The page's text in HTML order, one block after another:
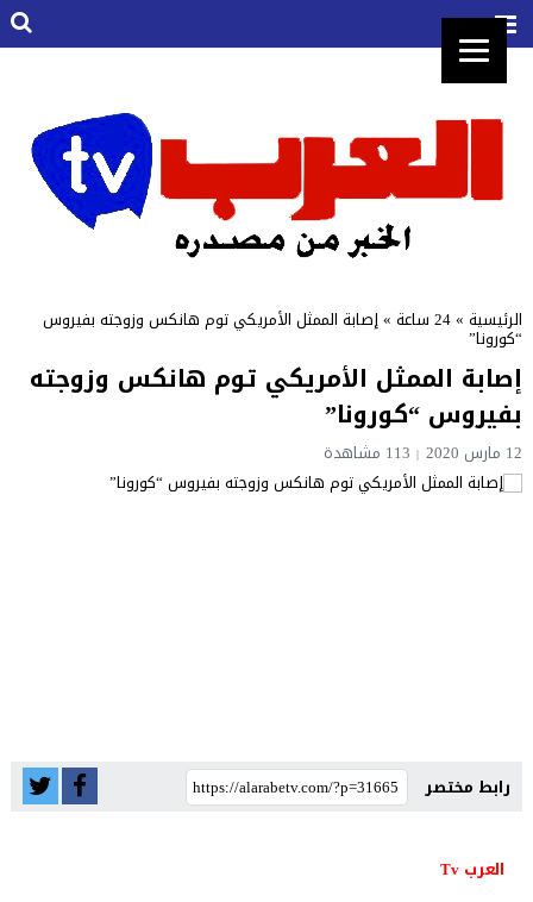
الرئيسية »24 ساعة »إصابة الممثل الأمريكي توم هانكس وزوجته بفيروس
“كورونا”
إصابة الممثل الأمريكي توم هانكس وزوجته
بفيروس “كورونا”
12 مارس 2020 113 مشاهدة
رابط مختصر
العرب Tv